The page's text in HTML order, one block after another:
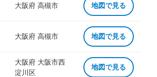
大阪府 高槻市 地図で見る
大阪府 高槻市 地図で見る
大阪府 大阪市西
淀川区
地図で見る